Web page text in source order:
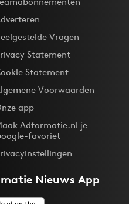
Vragen
Statement
Statement
Voorwaarden
app
Adformatie.nl je
favoriet
Nieuws App